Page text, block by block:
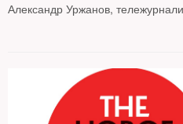
Александр Уржанов,